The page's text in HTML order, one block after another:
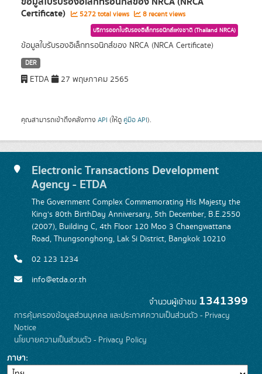
Certificate) 5272 total views 8 recent views
บริการออกใบรับรองอิเล็กทรอนิกส์แห่งชาติ (Thailand NRCA)
ข้อมูลใบรับรองอิเล็กทรอนิกส์ของ NRCA (NRCA Certificate)
DER
ETDA 27 พฤษภาคม 2565
คุณสามารถเข้าถึงคลังทาง API (ให้ดู คู่มือ API).
Electronic Transactions Development
Agency - ETDA
The Government Complex Commemorating His Majesty the
King's 80th BirthDay Anniversary, 5th December, B.E.2550
(2007), Building C, 4th Floor 120 Moo 3 Chaengwattana
Road, Thungsonghong, Lak Si District, Bangkok 10210
02 123 1234
info@etda.or.th
จำนวนผู้เข้าชม 1341399
การคุ้มครองข้อมูลส่วนบุคคล และประกาศความเป็นส่วนตัว - Privacy
Notice
นโยบายความเป็นส่วนตัว - Privacy Policy
ภาษา